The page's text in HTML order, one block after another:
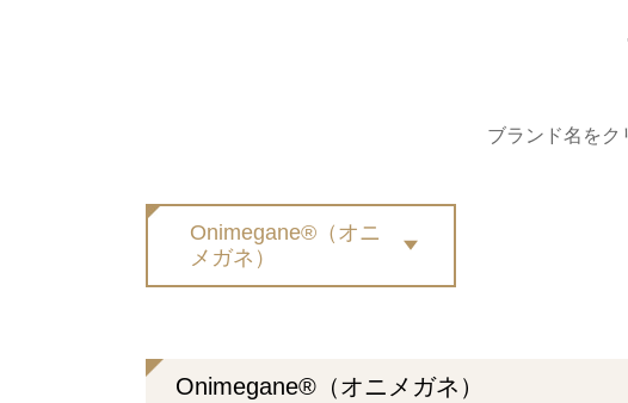
ブランド名をク
Onimegane®（オニ
メガネ）
Onimegane®（オニメガネ）